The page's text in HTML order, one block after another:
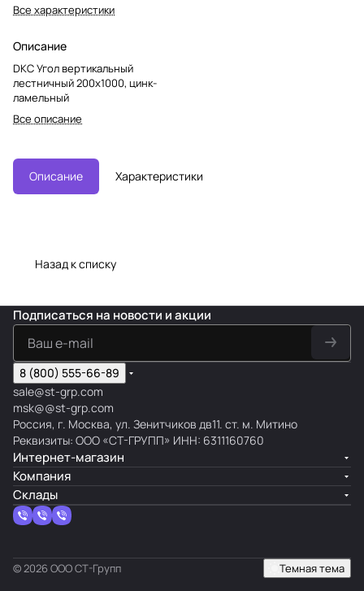
Все характеристики
Описание
DKC Угол вертикальный
лестничный 200х1000, цинк-
ламельный
Все описание
Описание Характеристики
Назад к списку
Подписаться на новости и акции
8 (800) 555-66-89
sale@st-grp.com
msk@@st-grp.com
Россия, г. Москва, ул. Зенитчиков дв11. ст. м. Митино
Реквизиты: ООО «СТ-ГРУПП» ИНН: 6311160760
Интернет-магазин
Компания
Склады
© 2026 ООО СТ-Групп Темная тема